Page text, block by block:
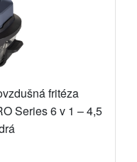
fritéza
Series 6 v 1 – 4,5